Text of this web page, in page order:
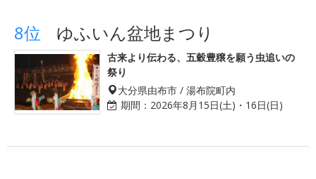
8位 ゆふいん盆地まつり
古来より伝わる、五穀豊穣を願う虫追いの
祭り
大分県由布市 / 湯布院町内
期間： 2026年8月15日(土)・16日(日)